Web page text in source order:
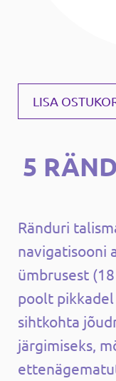
LISA
5
Ränduri
navigatisooni
ümbrusest
poolt
sihtkohta
järgimiseks,